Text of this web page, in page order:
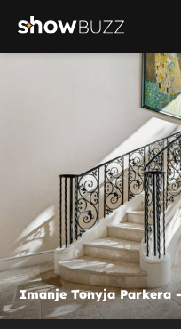
Imanje Tonyja Parkera